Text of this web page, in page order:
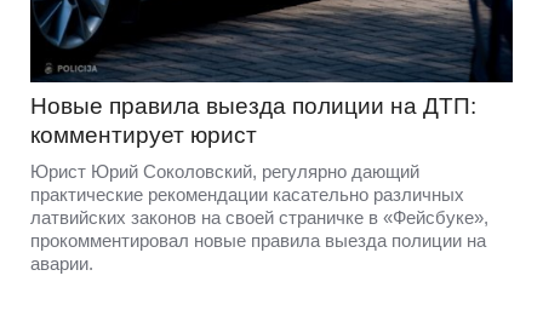
Новые правила выезда полиции на ДТП:
комментирует юрист
Юрист Юрий Соколовский, регулярно дающий
практические рекомендации касательно различных
латвийских законов на своей страничке в «Фейсбуке»,
прокомментировал новые правила выезда полиции на
аварии.